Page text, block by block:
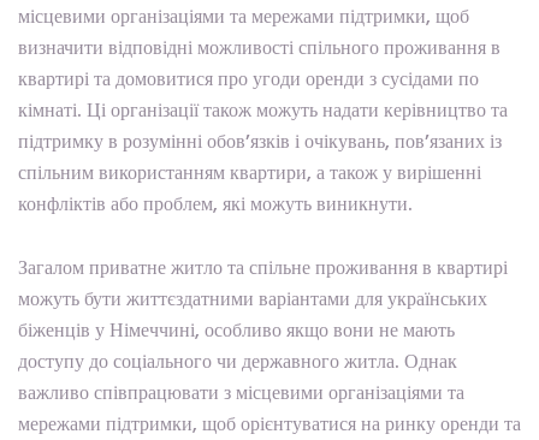
місцевими організаціями та мережами підтримки, щоб
визначити відповідні можливості спільного проживання в
квартирі та домовитися про угоди оренди з сусідами по
кімнаті. Ці організації також можуть надати керівництво та
підтримку в розумінні обов’язків і очікувань, пов’язаних із
спільним використанням квартири, а також у вирішенні
конфліктів або проблем, які можуть виникнути.
Загалом приватне житло та спільне проживання в квартирі
можуть бути життєздатними варіантами для українських
біженців у Німеччині, особливо якщо вони не мають
доступу до соціального чи державного житла. Однак
важливо співпрацювати з місцевими організаціями та
мережами підтримки, щоб орієнтуватися на ринку оренди та